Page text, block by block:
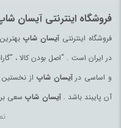
فروشگاه اینترنتی آیسان
فروشگاه اینترنتیآیسان شاپ
در ایران است . “اصل بودن کالا ،
و اساسی درآیسان شاپ از
آن پایبند باشد .آیسان شاپ سعی
بیفزاید تا بتواند نیاز همه ی افراد